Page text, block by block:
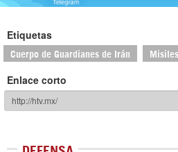
Etiquetas
Cuerpo de Guardianes de Irán
Enlace corto
DEFENSA